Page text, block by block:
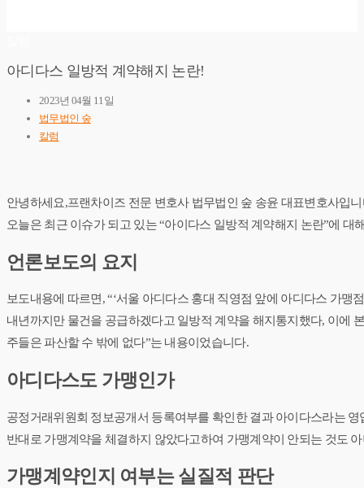
아디다스 일방적 계약해지 논란!
2023년 04월 11일
법무법인 숲
칼럼
안녕하세요,프랜차이즈 전문 변호사 법무법인 숲 송윤 대표변호사입
오늘은 최근 이슈가 되고 있는 “아이다스 일방적 계약해지 논란​”에 대
언론보도의 요지
보도내용에 따르면, “‘서울 아디다스 홍대 직영점 앞에 아디다스 가
내년까지만 물건을 공급하겠다고 일방적 계약을 해지통지했다, 이에
주들은 파산할 수 밖에 없다”는 내용이었습니다.
아디다스도 가맹인가
공정거래위원회 정보공개서 등록여부를 확인한 결과 아이다스라는
반대로 가맹계약을 체결하지 않았다고하여 가맹계약이 안되는 것도
가맹계약인지 여부는 실질적 판단